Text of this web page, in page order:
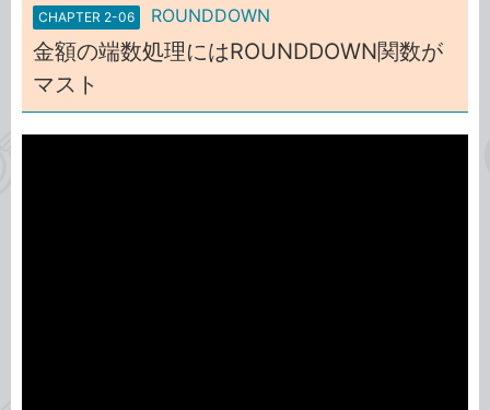
CHAPTER 2-06 ROUNDDOWN
金額の端数処理にはROUNDDOWN関数が
マスト